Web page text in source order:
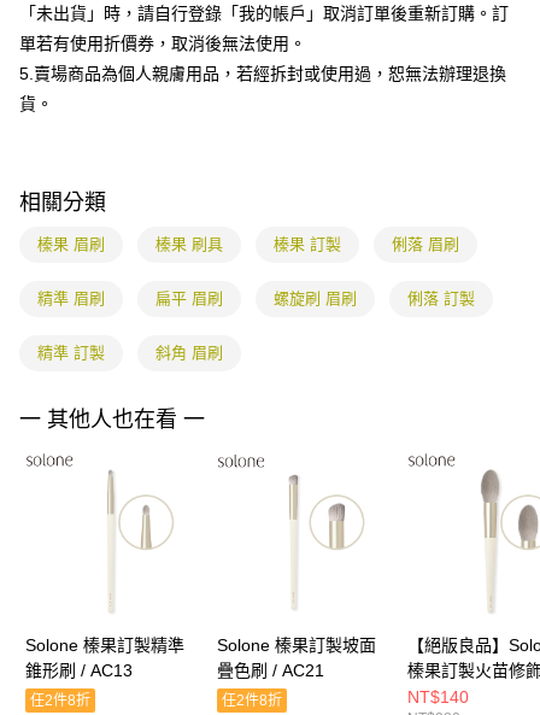
資料（包含姓名、電話或地址）提供予台灣大哥大進項蒐集、處理及利用，
由本公司與您本人進行分期帳單所需資料之確認、核對及更正。
3.完整用戶服務條款，請詳閱以下連結：https://oppay.tw/userRule
※ 交易是否成功請以「AFTEE先享後付 」之結帳頁面顯示為準，若有關於
是否繳費成功／繳費後需取消欲退款等相關疑問，請聯繫「AFTEE先享後付
客戶支援中心」https://netprotections.freshdesk.com/support/home
【注意事項】
https://aftee.tw/terms/#terms3
「AFTEE先享後付」，若未經同意申辦者引起之損失，本公司不負相關責
４．使用「AFTEE先享後付」時，將依據個別帳號之用戶狀況，依本公司即
５．嚴禁一人註冊多個帳號或使用他人資訊註冊。若發現惡意使用之情形，
付款後7-11取貨
每筆NT$80，滿NT$699(含以上)免運費
宅配
「未出貨」時，請自行登錄「我的帳戶」取消訂單後重新訂購。訂
單若有使用折價券，取消後無法使用。
5.賣場商品為個人親膚用品，若經拆封或使用過，恕無法辦理退換
貨。
相關分類
榛果 眉刷 榛果 刷具 榛果 訂製 俐落 眉刷
精準 眉刷 扁平 眉刷 螺旋刷 眉刷 俐落 訂製
精準 訂製 斜角 眉刷
一 其他人也在看 一
Solone 榛果訂製精準
錐形刷 / AC13
任2件8折
Solone 榛果訂製坡面
疊色刷 / AC21
任2件8折
【絕版良品】
榛果訂製火苗修
AC05
NT$140